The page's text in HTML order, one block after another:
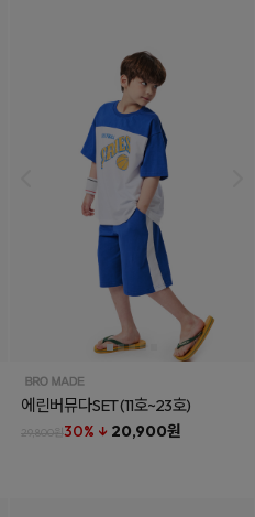
에린버뮤다SET(11호~23호)
29,800원30% ↓ 20,900원